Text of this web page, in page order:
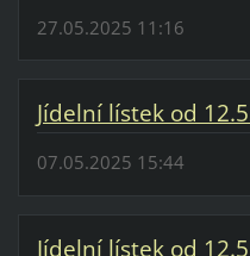
27.05.2025 11:16
Jídelní lístek od
07.05.2025 15:44
Jídelní lístek od